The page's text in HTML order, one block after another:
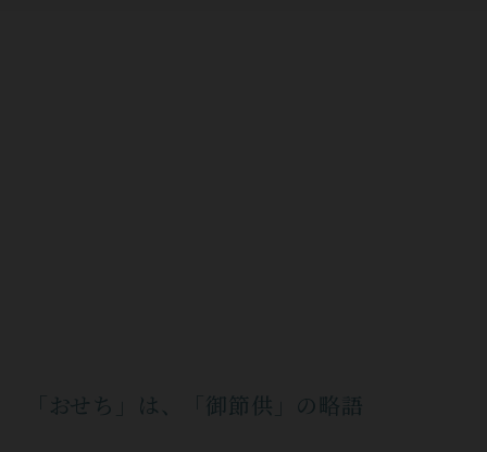
「おせち」は、「御節供」の略語